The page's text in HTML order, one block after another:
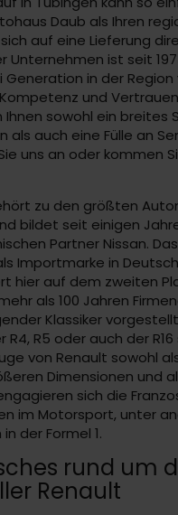
Daub als Ihren
auf eine Lieferung
Unternehmen ist seit
Generation in der Region
und
Ihnen sowohl ein breites
als auch eine Fülle an
uns an oder kommen
zu den größten
bildet seit einigen
Partner Nissan.
Importmarke in
hier auf dem zweiten
als 100 Jahren
Klassiker
R4, R5 oder auch der
von Renault sowohl
Dimensionen und
sich die
im Motorsport, unter
der Formel 1.
rund um
Renault